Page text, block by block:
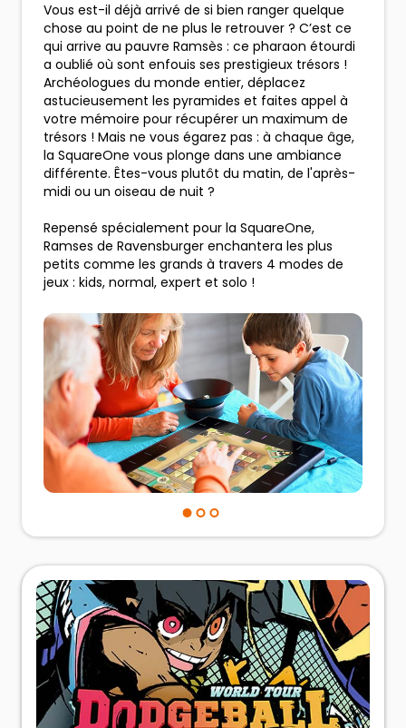
Vous est-il déjà arrivé de si bien ranger quelque
chose au point de ne plus le retrouver ? C’est ce
qui arrive au pauvre Ramsès : ce pharaon étourdi
a oublié où sont enfouis ses prestigieux trésors !
Archéologues du monde entier, déplacez
astucieusement les pyramides et faites appel à
votre mémoire pour récupérer un maximum de
trésors ! Mais ne vous égarez pas : à chaque âge,
la SquareOne vous plonge dans une ambiance
différente. Êtes-vous plutôt du matin, de l'après-
midi ou un oiseau de nuit ?
Repensé spécialement pour la SquareOne,
Ramses de Ravensburger enchantera les plus
petits comme les grands à travers 4 modes de
jeux : kids, normal, expert et solo !